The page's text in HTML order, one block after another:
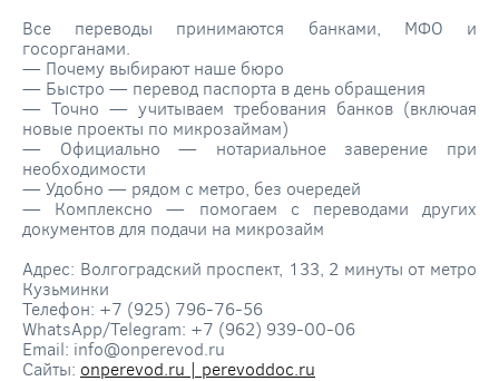
Все переводы принимаются банками, МФО и
госорганами.
— Почему выбирают наше бюро
— Быстро — перевод паспорта в день обращения
— Точно — учитываем требования банков (включая
новые проекты по микрозаймам)
— Официально — нотариальное заверение при
необходимости
— Удобно — рядом с метро, без очередей
— Комплексно — помогаем с переводами других
документов для подачи на микрозайм
Адрес: Волгоградский проспект, 133, 2 минуты от метро
Кузьминки
Телефон: +7 (925) 796-76-56
WhatsApp/Telegram: +7 (962) 939-00-06
Email: info@onperevod.ru
Сайты: onperevod.ru | perevoddoc.ru